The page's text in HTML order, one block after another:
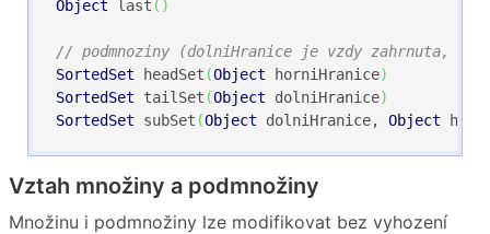
Object last ( )
// podmnoziny (dolniHranice je vzdy zahrnuta,
SortedSet headSet (Object horniHranice)
SortedSet tailSet (Object dolniHranice)
SortedSet subSet (Object dolniHranice, Object
Vztah množiny a podmnožiny
Množinu i podmnožiny lze modifikovat bez vyhození